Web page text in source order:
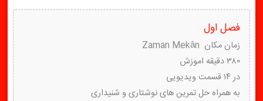
فصل اول
زمان مکان Zaman Mekân
۳۸۰ دقیقه اموزش
در ۱۴ قسمت ویدیویی
به همراه حل تمرین های نوشتاری و شنیداری